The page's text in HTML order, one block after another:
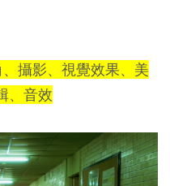
攝影、視覺效果、美
、音效